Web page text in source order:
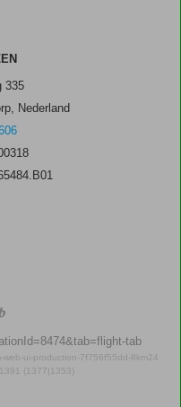
335
Nederland
tab
ui-production-7f756f55dd-8km24
(1377|1353)